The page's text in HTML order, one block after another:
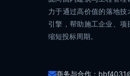
力于通过高价值的落地
引擎，帮助施工企业、
缩短投标周期。
商务与合作：